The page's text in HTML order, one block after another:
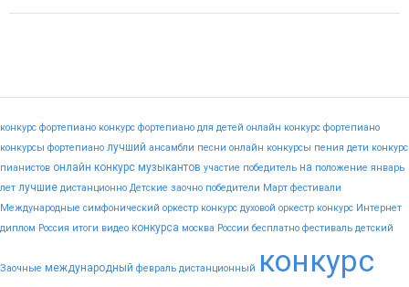
конкурс фортепиано конкурс фортепиано для детей онлайн конкурс фортепиано
конкурсы фортепиано лучший ансамбли песни онлайн конкурсы пения дети конкурс
пианистов онлайн конкурс музыкантов участие победитель на положение январь
лет лучшие дистанционно Детские заочно победители Март фестивали
Международные симфонический оркестр конкурс духовой оркестр конкурс Интернет
диплом Россия итоги видео конкурса москва России бесплатно фестиваль детский
Заочные международный февраль дистанционный конкурс